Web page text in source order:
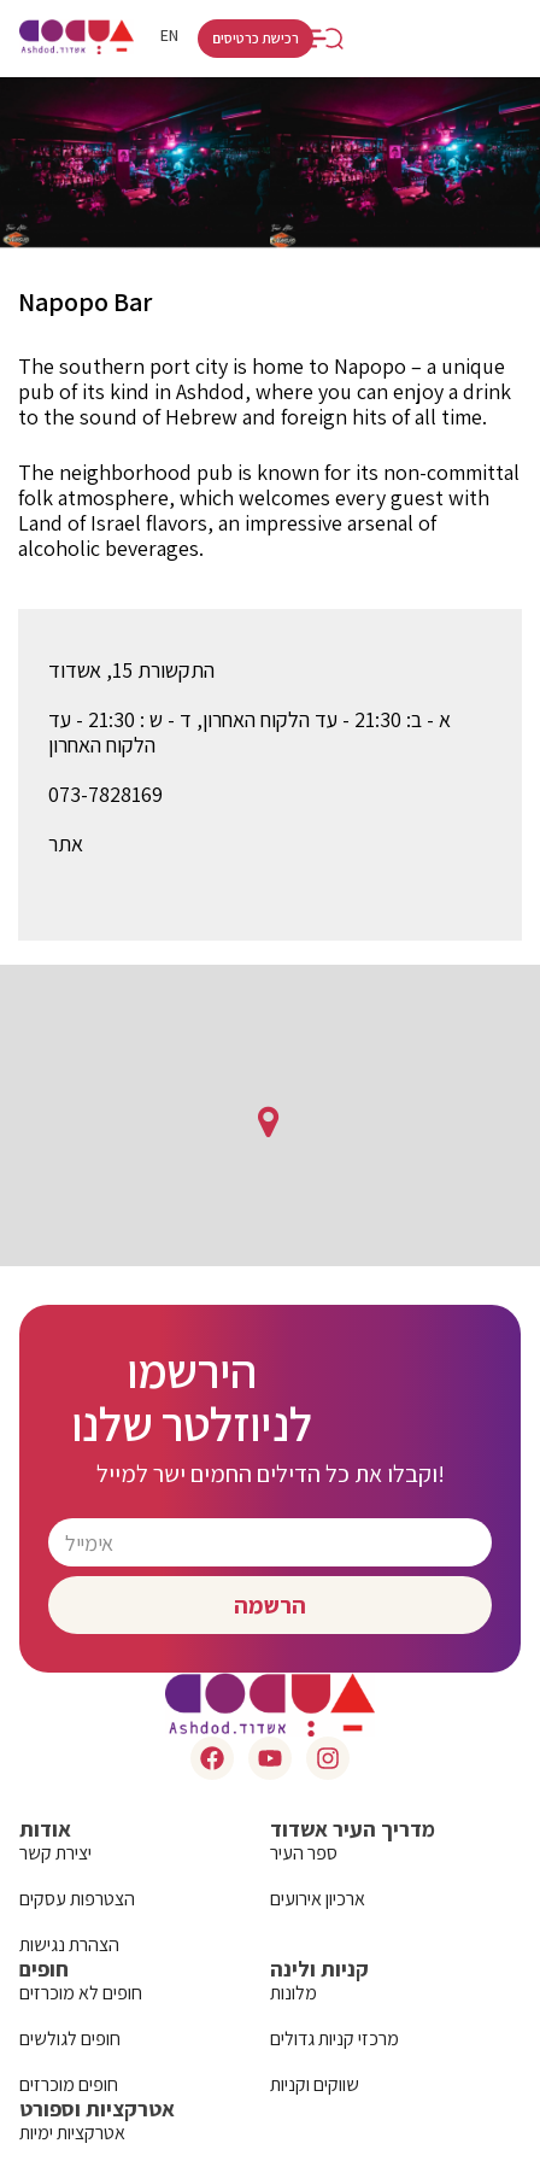
EN
HE
רכישת כרטיסים
Napopo Bar
The southern port city is home to Napopo – a unique
pub of its kind in Ashdod, where you can enjoy a drink
to the sound of Hebrew and foreign hits of all time.
The neighborhood pub is known for its non-committal
folk atmosphere, which welcomes every guest with
Land of Israel flavors, an impressive arsenal of
alcoholic beverages.
התקשורת 15, אשדוד
א - ב: 21:30 - עד הלקוח האחרון, ד - ש : 21:30 - עד
הלקוח האחרון
073-7828169
אתר
הירשמו
לניוזלטר שלנו
וקבלו את כל הדילים החמים ישר למייל!
הרשמה
אודות
יצירת קשר
הצטרפות עסקים
הצהרת נגישות
מדריך העיר אשדוד
ספר העיר
ארכיון אירועים
חופים
חופים לא מוכרזים
חופים לגולשים
חופים מוכרזים
קניות ולינה
מלונות
מרכזי קניות גדולים
שווקים וקניות
אטרקציות וספורט
אטרקציות ימיות